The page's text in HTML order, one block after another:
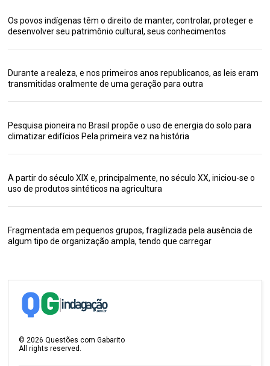
Os povos indígenas têm o direito de manter, controlar, proteger e
desenvolver seu patrimônio cultural, seus conhecimentos
Durante a realeza, e nos primeiros anos republicanos, as leis eram
transmitidas oralmente de uma geração para outra
Pesquisa pioneira no Brasil propõe o uso de energia do solo para
climatizar edifícios Pela primeira vez na história
A partir do século XIX e, principalmente, no século XX, iniciou-se o
uso de produtos sintéticos na agricultura
Fragmentada em pequenos grupos, fragilizada pela ausência de
algum tipo de organização ampla, tendo que carregar
© 2026 Questões com Gabarito
All rights reserved.